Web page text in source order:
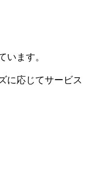
ます。
に応じてサービス